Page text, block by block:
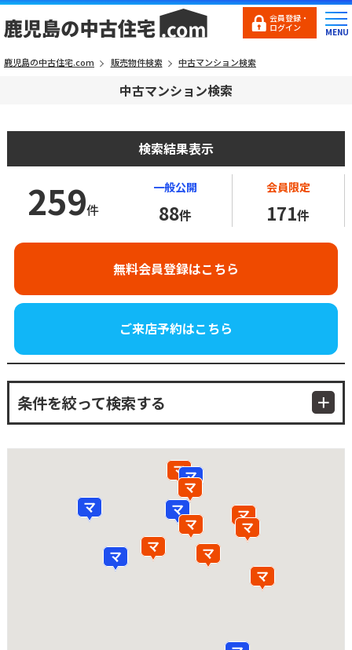
会員登録・
ログイン
鹿児島の中古住宅.com 販売物件検索 中古マンション検索
中古マンション検索
検索結果表示
259件
一般公開
88件
会員限定
171件
無料会員登録はこちら
ご来店予約はこちら
条件を絞って検索する